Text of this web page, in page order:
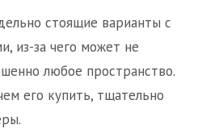
стоящие варианты с
из-за чего может не
любое пространство.
его купить, тщательно